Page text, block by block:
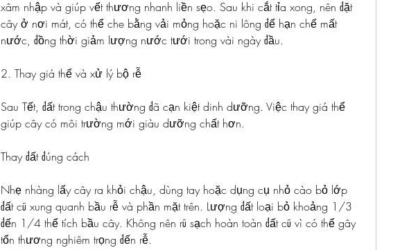
xâm nhập và giúp vết thương nhanh liền sẹo. Sau khi cắt tỉa xong, nên đặt
cây ở nơi mát, có thể che bằng vải mỏng hoặc ni lông để hạn chế mất
nước, đồng thời giảm lượng nước tưới trong vài ngày đầu.
2. Thay giá thể và xử lý bộ rễ
Sau Tết, đất trong chậu thường đã cạn kiệt dinh dưỡng. Việc thay giá thể
giúp cây có môi trường mới giàu dưỡng chất hơn.
Thay đất đúng cách
Nhẹ nhàng lấy cây ra khỏi chậu, dùng tay hoặc dụng cụ nhỏ cào bỏ lớp
đất cũ xung quanh bầu rễ và phần mặt trên. Lượng đất loại bỏ khoảng 1/3
đến 1/4 thể tích bầu cây. Không nên rũ sạch hoàn toàn đất cũ vì có thể gây
tổn thương nghiêm trọng đến rễ.